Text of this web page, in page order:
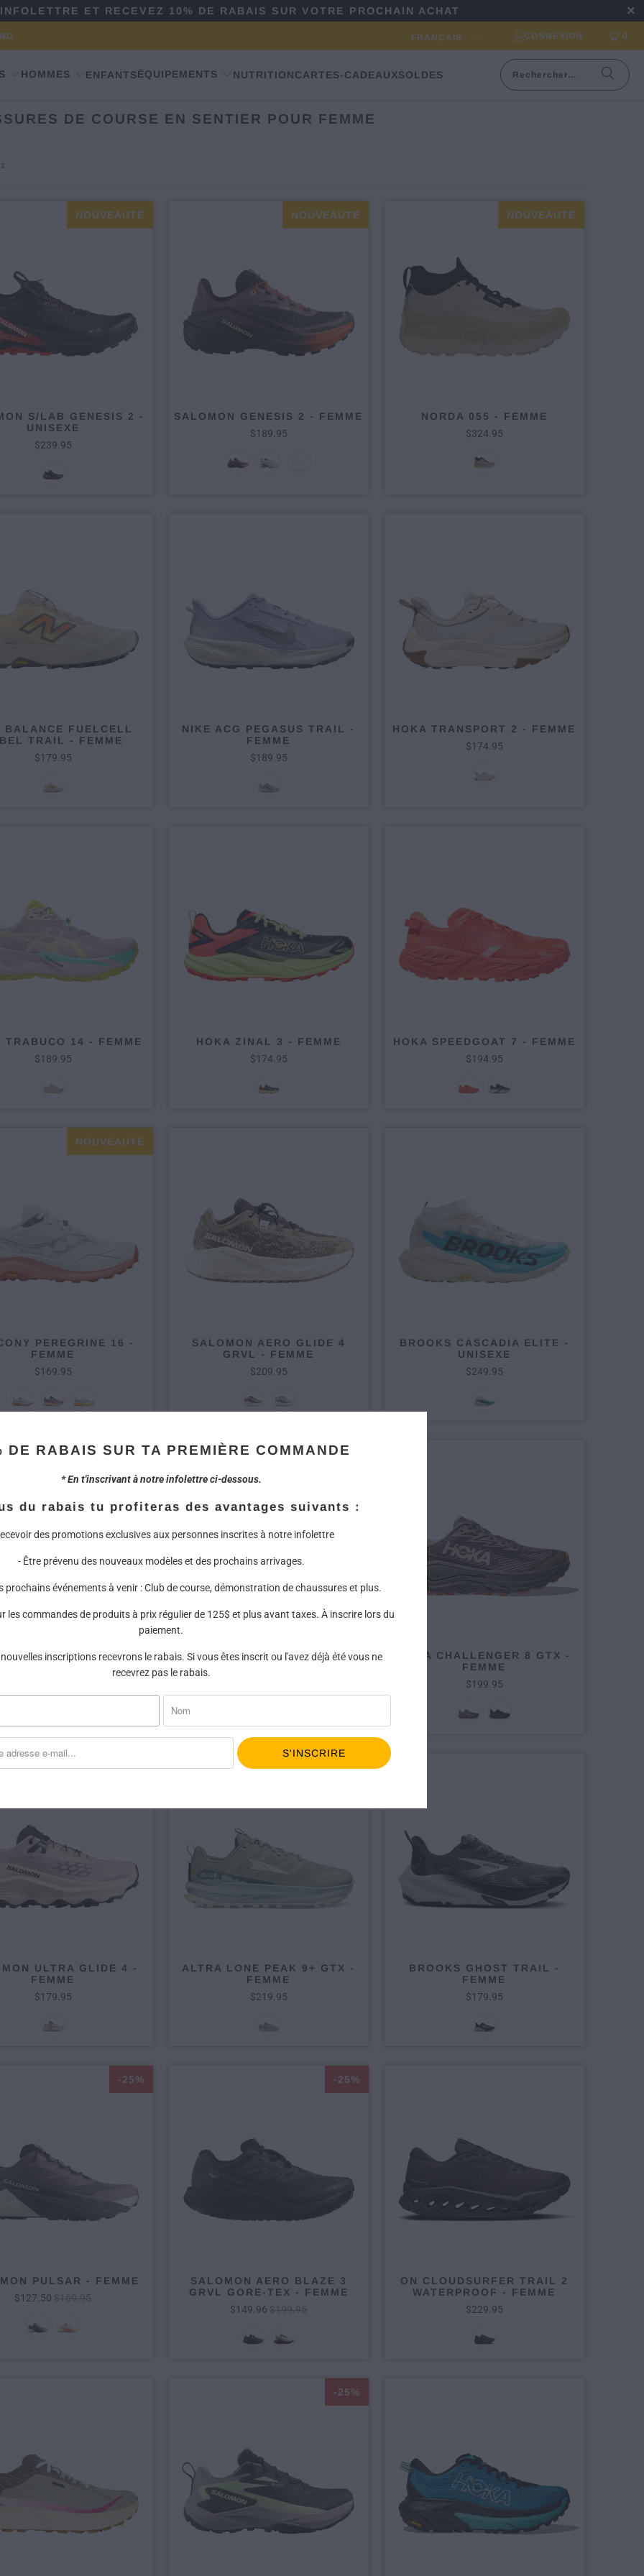
ET RECEVEZ 10% DE RABAIS SUR VOTRE PROCHAIN ACHAT
FRANÇAIS CONNEXION 0
HOMMES ENFANTSÉQUIPEMENTS NUTRITIONCARTES-CADEAUXSOLDES
DE COURSE EN SENTIER POUR FEMME
NOUVEAUTÉ
S/LAB GENESIS 2 -
UNISEXE
$239.95
NOUVEAUTÉ
SALOMON GENESIS 2 - FEMME
$189.95
NOUVEAUTÉ
NORDA 055 - FEMME
$324.95
BALANCE FUELCELL
TRAIL - FEMME
$179.95
NIKE ACG PEGASUS TRAIL -
FEMME
$189.95
HOKA TRANSPORT 2 - FEMME
$174.95
TRABUCO 14 - FEMME
$189.95
HOKA ZINAL 3 - FEMME
$174.95
HOKA SPEEDGOAT 7 - FEMME
$194.95
NOUVEAUTÉ
PEREGRINE 16 -
FEMME
$169.95
SALOMON AERO GLIDE 4
GRVL - FEMME
$209.95
BROOKS CASCADIA ELITE -
UNISEXE
$249.95
W EXPERIENCE WILD
SALOMON S/LAB ULTRA
HOKA CHALLENGER 8 GTX -
FEMME
$199.95
ULTRA GLIDE 4 -
FEMME
$179.95
ALTRA LONE PEAK 9+ GTX -
FEMME
$219.95
BROOKS GHOST TRAIL -
FEMME
$179.95
-25%
PULSAR - FEMME
$127.50
-25%
SALOMON AERO BLAZE 3
GRVL GORE-TEX - FEMME
$149.96
ON CLOUDSURFER TRAIL 2
WATERPROOF - FEMME
$229.95
-25%
DE RABAIS SUR TA PREMIÈRE COMMANDE
* En t'inscrivant à notre infolettre ci-dessous.
du rabais tu profiteras des avantages suivants :
des promotions exclusives aux personnes inscrites à notre infolettre
- Être prévenu des nouveaux modèles et des prochains arrivages.
prochains événements à venir : Club de course, démonstration de chaussures et plus.
les commandes de produits à prix régulier de 125$ et plus avant taxes. À inscrire lors du
paiement.
inscriptions recevrons le rabais. Si vous êtes inscrit ou l'avez déjà été vous ne
recevrez pas le rabais.